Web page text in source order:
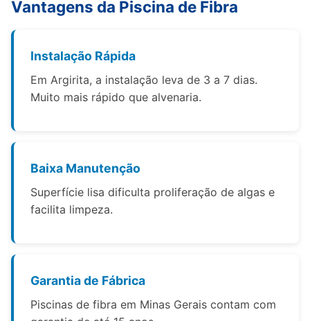
Vantagens da Piscina de Fibra
Instalação Rápida
Em Argirita, a instalação leva de 3 a 7 dias.
Muito mais rápido que alvenaria.
Baixa Manutenção
Superfície lisa dificulta proliferação de algas e
facilita limpeza.
Garantia de Fábrica
Piscinas de fibra em Minas Gerais contam com